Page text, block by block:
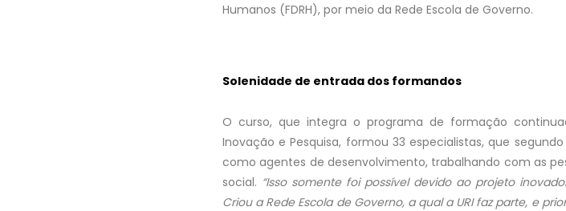
Humanos (FDRH), por meio da Rede Escola de Governo.
Solenidade de entrada dos formandos
O curso, que integra o programa de formação
Inovação e Pesquisa, formou 33 especialistas, que
como agentes de desenvolvimento, trabalhando com as
social. “Isso somente foi possível devido ao projeto
Criou a Rede Escola de Governo, a qual a URI faz parte, e